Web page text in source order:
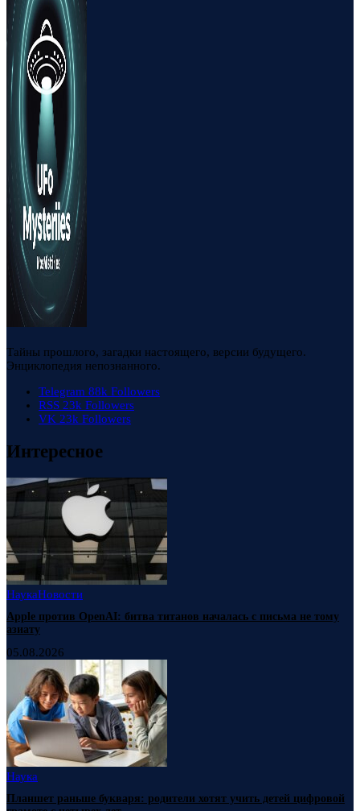
Тайны прошлого, загадки настоящего, версии будущего.
Энциклопедия непознанного.
Telegram 88k Followers
RSS 23k Followers
VK 23k Followers
Интересное
НаукаНовости
Apple против OpenAI: битва титанов началась с письма не тому
азиату
05.08.2026
Наука
Планшет раньше букваря: родители хотят учить детей цифровой